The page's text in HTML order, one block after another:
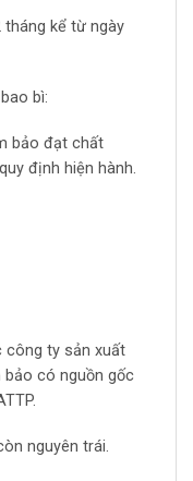
tháng kể từ ngày
bì:
bảo đạt chất
định hiện hành.
công ty sản xuất
bảo có nguồn gốc
nguyên trái.